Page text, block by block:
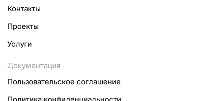
Контакты
Проекты
Услуги
Документация
Пользовательское соглашение